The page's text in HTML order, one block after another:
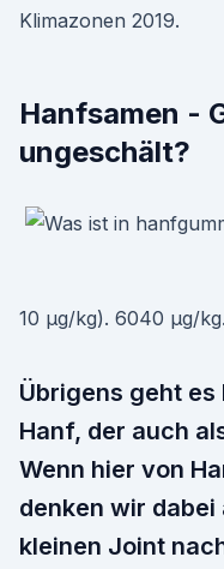
Klimazonen 2019.
Hanfsamen -
ungeschält?
10 µg/kg). 6040 µg/kg.
Übrigens geht es
Hanf, der auch
Wenn hier von
denken wir
kleinen Joint